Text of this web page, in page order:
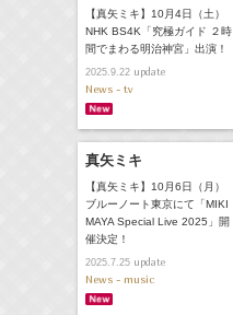
【真矢ミキ】10月4日（土）
NHK BS4K「究極ガイド ２時
間でまわる明治神宮」出演！
2025.9.22update
News - tv
真矢ミキ
【真矢ミキ】10月6日（月）
ブルーノート東京にて「MIKI
MAYA Special Live 2025」開
催決定！
2025.7.25update
News - music